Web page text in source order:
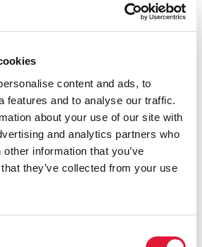
content and ads, to
features and to analyse our traffic.
about your use of our site with
and analytics partners who
information that you’ve
they’ve collected from your use
Угарте, министр
Антонио Гарсиа Белунде,
Монсеньор Бамбарен и
члены музыкальной группы
актер Карлос Альварес, а
де Сото.
также выпущены два
фильма, которые можно
watch?v=G2ZlmCPUWYw )